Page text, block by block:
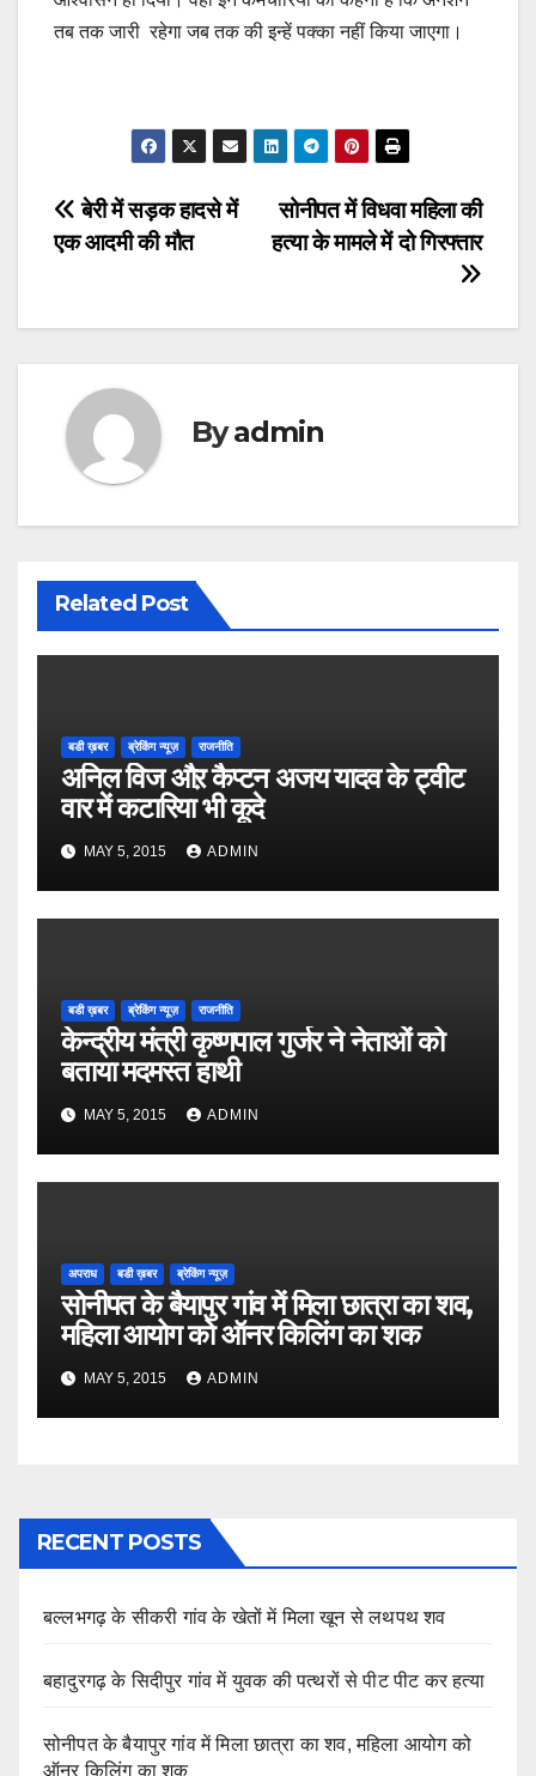
तब तक जारी रहेगा जब तक की इन्हें पक्का नहीं किया जाएगा।
Post
navigation
सोनीपत में विधवा महिला की
हत्या के मामले में दो गिरफ्तार
बेरी में सड़क हादसे में
एक आदमी की मौत
Byadmin
Related Post
बडी ख़बर ब्रेकिंग न्यूज़ राजनीति
अनिल विज औऱ कैप्टन अजय यादव के ट्वीट
वार में कटारिया भी कूदे
MAY 5, 2015 ADMIN
बडी ख़बर ब्रेकिंग न्यूज़ राजनीति
केन्द्रीय मंत्री कृष्णपाल गुर्जर ने नेताओं को
बताया मदमस्त हाथी
MAY 5, 2015 ADMIN
अपराध बडी ख़बर ब्रेकिंग न्यूज़
सोनीपत के बैयापुर गांव में मिला छात्रा का शव,
महिला आयोग को ऑनर किलिंग का शक
MAY 5, 2015 ADMIN
RECENT POSTS
बल्लभगढ़ के सीकरी गांव के खेतों में मिला खून से लथपथ शव
बहादुरगढ़ के सिदीपुर गांव में युवक की पत्थरों से पीट पीट कर हत्या
सोनीपत के बैयापुर गांव में मिला छात्रा का शव, महिला आयोग को
ऑनर किलिंग का शक